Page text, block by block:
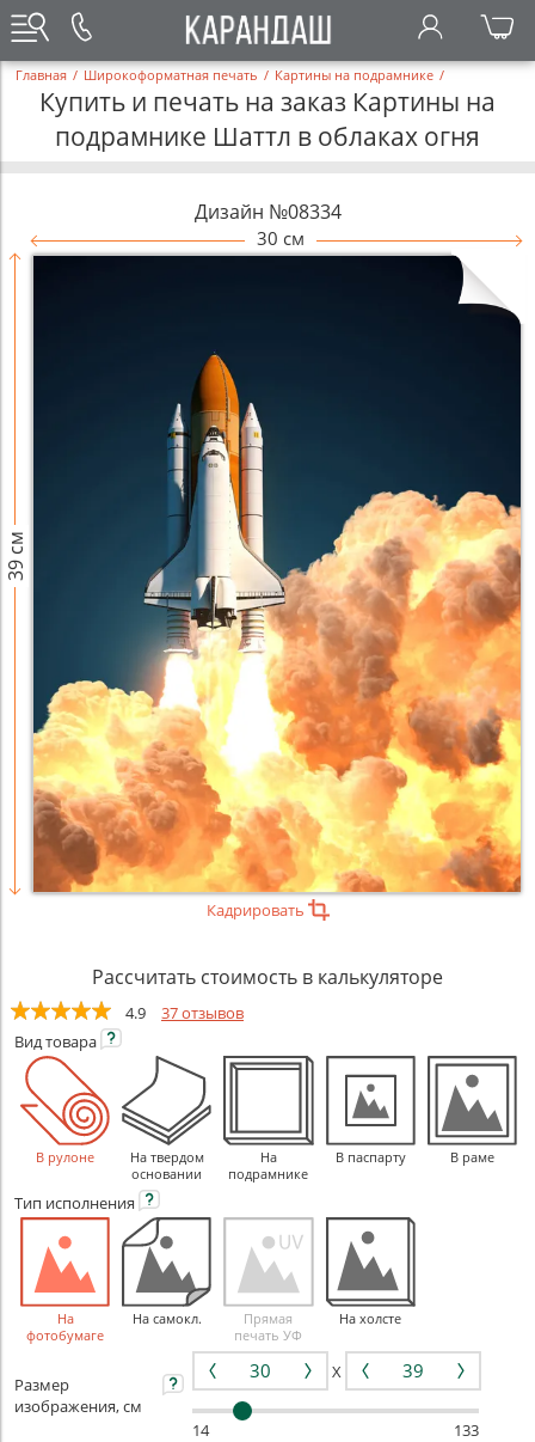
Главная / Широкоформатная печать / Картины на подрамнике /
Купить и печать на заказ Картины на
подрамнике Шаттл в облаках огня
Дизайн №08334
30 см
39 см
Кадрировать
Рассчитать стоимость в калькуляторе
4.9
37 отзывов
Видтовара
В рулоне
На твердом
основании
На
подрамнике
В паспарту В раме
Тип исполнения
На
фотобумаге
На самокл.
Прямая
печать УФ
На холсте
Размер
изображения, см
X
14
133